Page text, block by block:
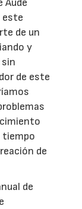
Aude
este
de un
y
de este
tiempo
de
de